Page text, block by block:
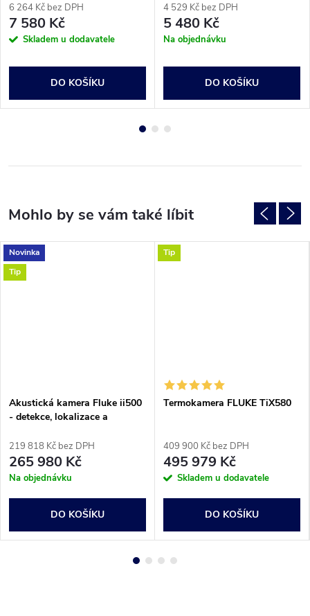
6 264 Kč bez DPH
7 580 Kč
Skladem u dodavatele
DO KOŠÍKU
4 529 Kč bez DPH
5 480 Kč
Na objednávku
DO KOŠÍKU
Novinka
Tip
Akustická kamera Fluke ii500
- detekce, lokalizace a
219 818 Kč bez DPH
265 980 Kč
Na objednávku
DO KOŠÍKU
Tip
Termokamera FLUKE TiX580
409 900 Kč bez DPH
495 979 Kč
Skladem u dodavatele
DO KOŠÍKU